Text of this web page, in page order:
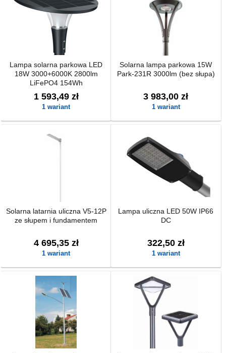
Lampa solarna parkowa LED
18W 3000+6000K 2800lm
LiFePO4 154Wh
1 593,49 zł
1 wariant
Solarna lampa parkowa 15W
Park-231R 3000lm (bez słupa)
3 983,00 zł
1 wariant
Solarna latarnia uliczna V5-12P
ze słupem i fundamentem
4 695,35 zł
1 wariant
Lampa uliczna LED 50W IP66
DC
322,50 zł
1 wariant